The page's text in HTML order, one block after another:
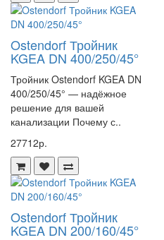
Ostendorf Тройник
KGEA DN 400/250/45°
Тройник Ostendorf KGEA DN
400/250/45° — надёжное
решение для вашей
канализации Почему с..
27712р.
Ostendorf Тройник
KGEA DN 200/160/45°